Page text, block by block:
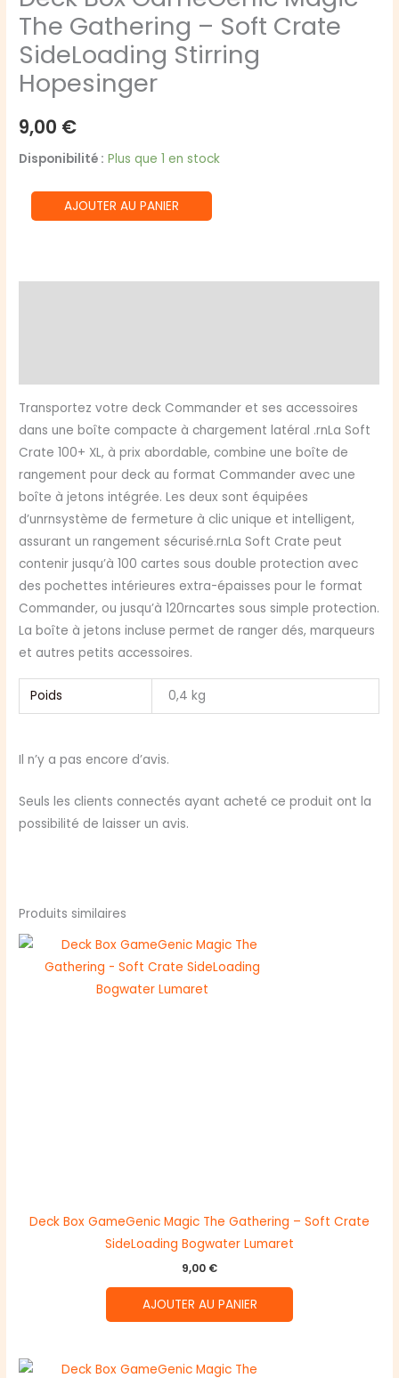
The Gathering – Soft Crate
SideLoading Stirring
Hopesinger
9,00 €
Disponibilité : Plus que 1 en stock
quantité
de
Soft
Crate
SideLoading
Stirring
Hopesinger
AJOUTER AU PANIER
Transportez votre deck Commander et ses accessoires
dans une boîte compacte à chargement latéral .rnLa Soft
Crate 100+ XL, à prix abordable, combine une boîte de
rangement pour deck au format Commander avec une
boîte à jetons intégrée. Les deux sont équipées
d’unrnsystème de fermeture à clic unique et intelligent,
assurant un rangement sécurisé.rnLa Soft Crate peut
contenir jusqu’à 100 cartes sous double protection avec
des pochettes intérieures extra-épaisses pour le format
Commander, ou jusqu’à 120rncartes sous simple protection.
La boîte à jetons incluse permet de ranger dés, marqueurs
et autres petits accessoires.
Poids 0,4 kg
Il n’y a pas encore d’avis.
Seuls les clients connectés ayant acheté ce produit ont la
possibilité de laisser un avis.
Produits similaires
Deck Box GameGenic Magic The Gathering – Soft Crate
SideLoading Bogwater Lumaret
9,00 €
AJOUTER AU PANIER